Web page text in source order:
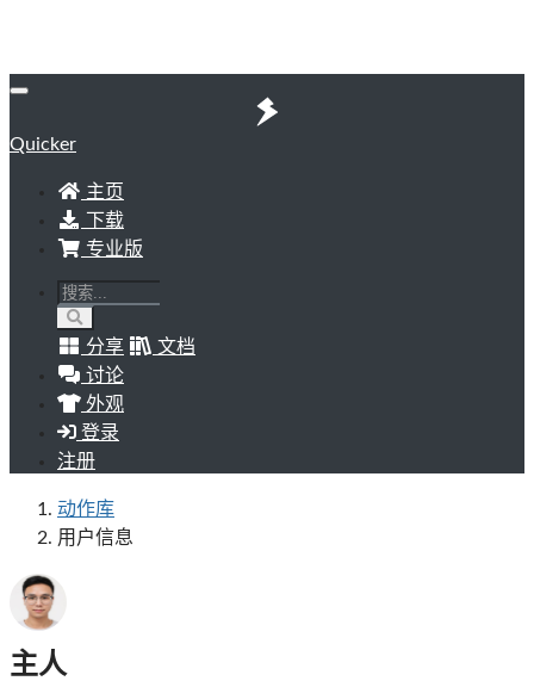
Quicker
主页
下载
专业版
分享
文档
讨论
外观
登录
注册
动作库
用户信息
主人